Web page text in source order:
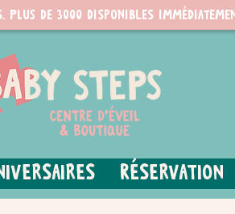
de 3000 disponibles
Réservation